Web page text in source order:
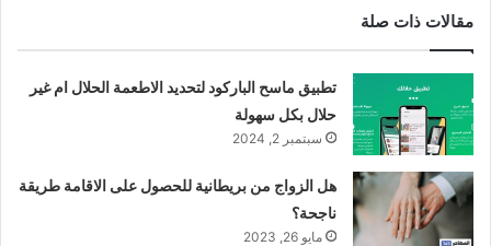
مقالات ذات صلة
تطبيق ماسح الباركود لتحديد الاطعمة الحلال ام غير
حلال بكل سهولة
سبتمبر 2, 2024
هل الزواج من بريطانية للحصول على الاقامة طريقة
ناجحة؟
مايو 26, 2023